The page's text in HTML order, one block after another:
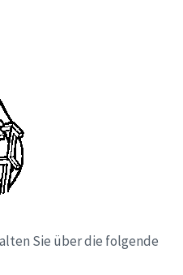
Sie über die folgende